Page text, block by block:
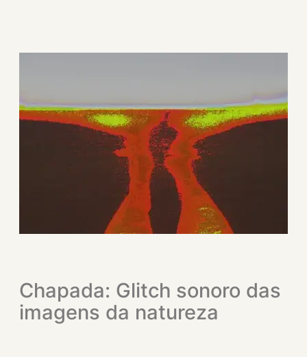
Chapada: Glitch sonoro das
imagens da natureza